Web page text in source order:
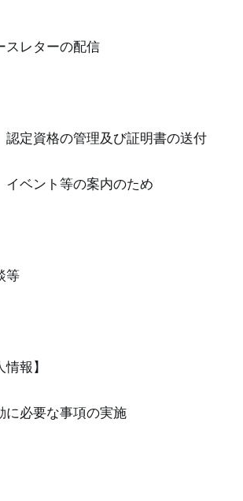
スレターの配信
定資格の管理及び証明書の送付
ベント等の案内のため
等
報】
必要な事項の実施